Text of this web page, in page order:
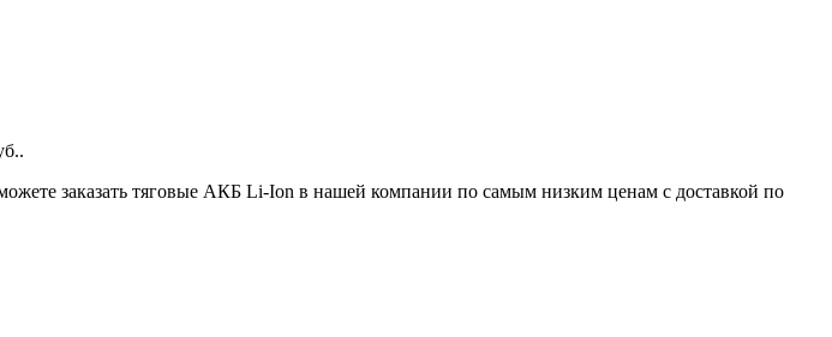
заказать тяговые АКБ Li-Ion в нашей компании по самым низким ценам с доставкой по